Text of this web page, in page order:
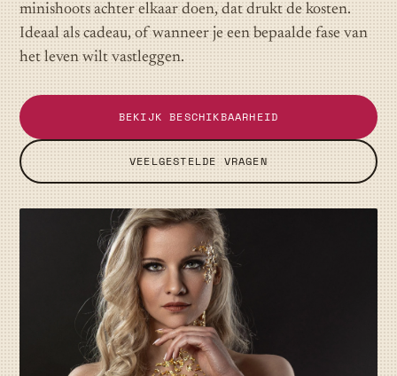
minishoots achter elkaar doen, dat drukt de kosten.
Ideaal als cadeau, of wanneer je een bepaalde fase van
het leven wilt vastleggen.
BEKIJK BESCHIKBAARHEID
VEELGESTELDE VRAGEN